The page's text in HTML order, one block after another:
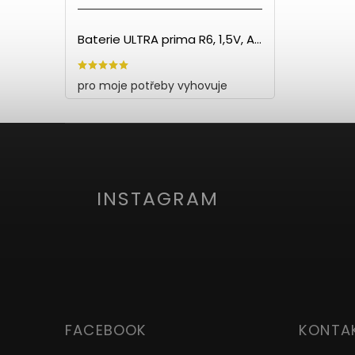
Baterie ULTRA prima R6, 1,5V, AA - 60ks
pro moje potřeby vyhovuje
INSTAGRAM
FACEBOOK